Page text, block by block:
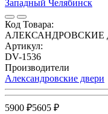
Код Товара:
АЛЕКСАНДРОВСКИЕ
Артикул:
DV-1536
Производители
Александровские двери
5900 ₽5605 ₽